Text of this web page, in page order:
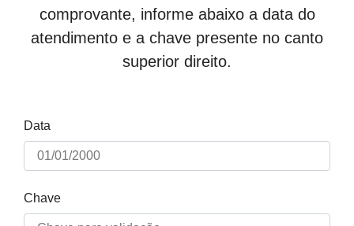
comprovante, informe abaixo a data do
atendimento e a chave presente no canto
superior direito.
Data
Chave